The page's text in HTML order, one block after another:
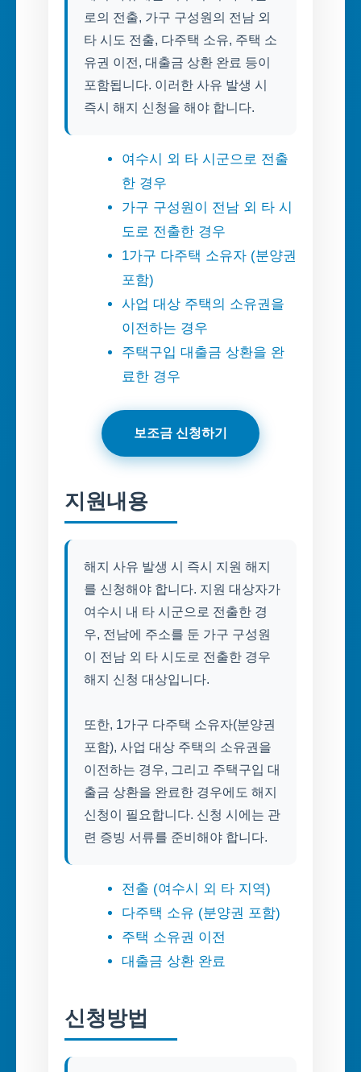
로의 전출, 가구 구성원의 전남 외
타 시도 전출, 다주택 소유, 주택 소
유권 이전, 대출금 상환 완료 등이
포함됩니다. 이러한 사유 발생 시
즉시 해지 신청을 해야 합니다.
여수시 외 타 시군으로 전출
한 경우
가구 구성원이 전남 외 타 시
도로 전출한 경우
1가구 다주택 소유자 (분양권
포함)
사업 대상 주택의 소유권을
이전하는 경우
주택구입 대출금 상환을 완
료한 경우
보조금 신청하기
지원내용
해지 사유 발생 시 즉시 지원 해지
를 신청해야 합니다. 지원 대상자가
여수시 내 타 시군으로 전출한 경
우, 전남에 주소를 둔 가구 구성원
이 전남 외 타 시도로 전출한 경우
해지 신청 대상입니다.
또한, 1가구 다주택 소유자(분양권
포함), 사업 대상 주택의 소유권을
이전하는 경우, 그리고 주택구입 대
출금 상환을 완료한 경우에도 해지
신청이 필요합니다. 신청 시에는 관
련 증빙 서류를 준비해야 합니다.
전출 (여수시 외 타 지역)
다주택 소유 (분양권 포함)
주택 소유권 이전
대출금 상환 완료
신청방법